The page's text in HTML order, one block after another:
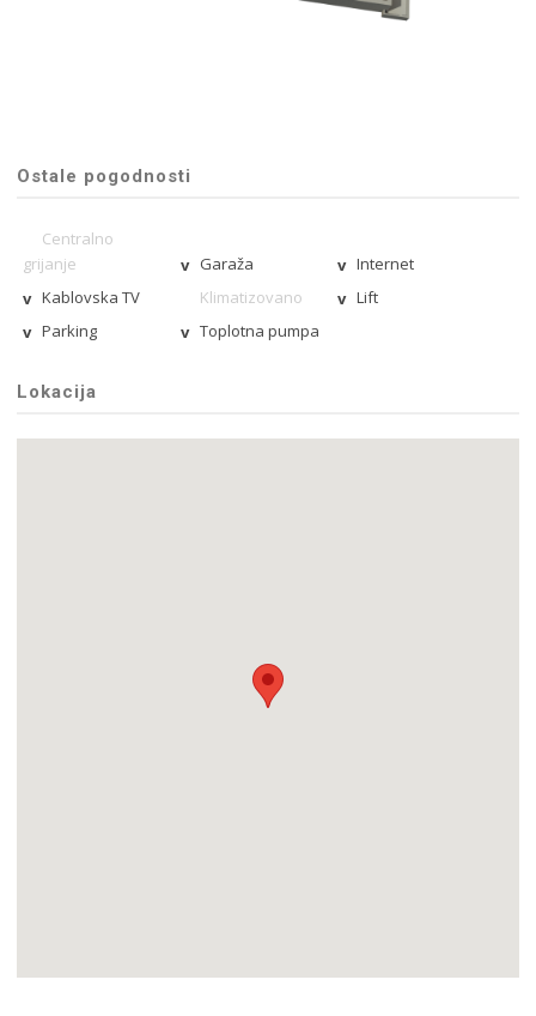
Ostale pogodnosti
Centralno
grijanje
Garaža
Internet
Kablovska TV
Klimatizovano
Lift
Parking
Toplotna pumpa
Lokacija